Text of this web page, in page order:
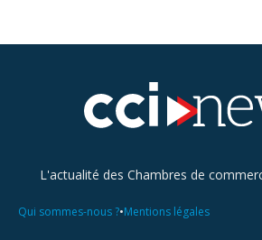
L'actualité des Chambres de
Qui sommes-nous ?•Mentions légales